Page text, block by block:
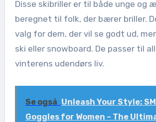
Disse skibriller er til både unge og
beregnet til folk, der bærer briller.
valg for dem, der vil se godt ud,
ski eller snowboard. De passer til
vinterens udendørs liv.
Se også Unleash Your Style:
Goggles for Women – The